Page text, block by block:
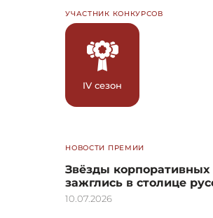
УЧАСТНИК КОНКУРСОВ
IV сезон
НОВОСТИ ПРЕМИИ
Звёзды корпоративных
зажглись в столице
10.07.2026